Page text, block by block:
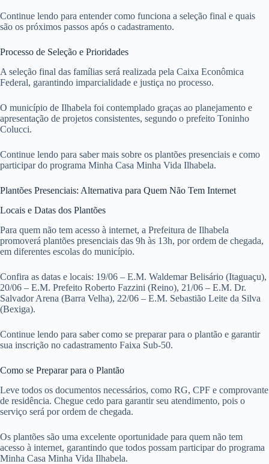
Continue lendo para entender como funciona a seleção final e quais
são os próximos passos após o cadastramento.
Processo de Seleção e Prioridades
A seleção final das famílias será realizada pela Caixa Econômica
Federal, garantindo imparcialidade e justiça no processo.
O município de Ilhabela foi contemplado graças ao planejamento e
apresentação de projetos consistentes, segundo o prefeito Toninho
Colucci.
Continue lendo para saber mais sobre os plantões presenciais e como
participar do programa Minha Casa Minha Vida Ilhabela.
Plantões Presenciais: Alternativa para Quem Não Tem Internet
Locais e Datas dos Plantões
Para quem não tem acesso à internet, a Prefeitura de Ilhabela
promoverá plantões presenciais das 9h às 13h, por ordem de chegada,
em diferentes escolas do município.
Confira as datas e locais: 19/06 – E.M. Waldemar Belisário (Itaguaçu),
20/06 – E.M. Prefeito Roberto Fazzini (Reino), 21/06 – E.M. Dr.
Salvador Arena (Barra Velha), 22/06 – E.M. Sebastião Leite da Silva
(Bexiga).
Continue lendo para saber como se preparar para o plantão e garantir
sua inscrição no cadastramento Faixa Sub-50.
Como se Preparar para o Plantão
Leve todos os documentos necessários, como RG, CPF e comprovante
de residência. Chegue cedo para garantir seu atendimento, pois o
serviço será por ordem de chegada.
Os plantões são uma excelente oportunidade para quem não tem
acesso à internet, garantindo que todos possam participar do programa
Minha Casa Minha Vida Ilhabela.